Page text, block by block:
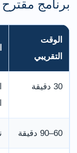
برنامج مقترح
الوقت
التقريبي
30 دقيقة
60–90 دقيقة